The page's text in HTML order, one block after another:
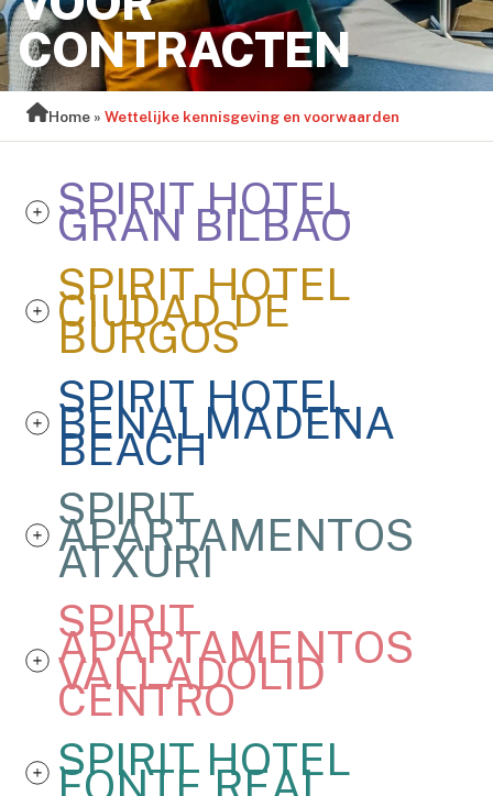
CONTRACTEN
Home »Wettelijke kennisgeving en voorwaarden
SPIRIT HOTEL
GRAN BILBAO
SPIRIT HOTEL
CIUDAD DE
BURGOS
SPIRIT HOTEL
BENALMADENA
BEACH
SPIRIT
APARTAMENTOS
ATXURI
SPIRIT
APARTAMENTOS
VALLADOLID
CENTRO
SPIRIT HOTEL
FONTE REAL